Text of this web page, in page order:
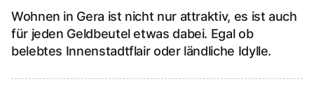
Wohnen in Gera ist nicht nur attraktiv, es ist auch
für jeden Geldbeutel etwas dabei. Egal ob
belebtes Innenstadtflair oder ländliche Idylle.